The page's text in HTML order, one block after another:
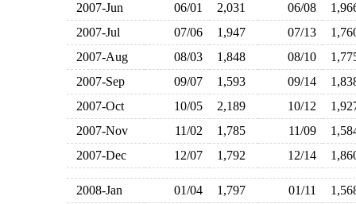
2007-Jun
06/01 2,031 06/08
2007-Jul
07/06 1,947 07/13
2007-Aug
08/03 1,848 08/10
2007-Sep
09/07 1,593 09/14
2007-Oct
10/05 2,189 10/12
2007-Nov
11/02 1,785 11/09
2007-Dec
12/07 1,792 12/14
2008-Jan 01/04 1,797 01/11